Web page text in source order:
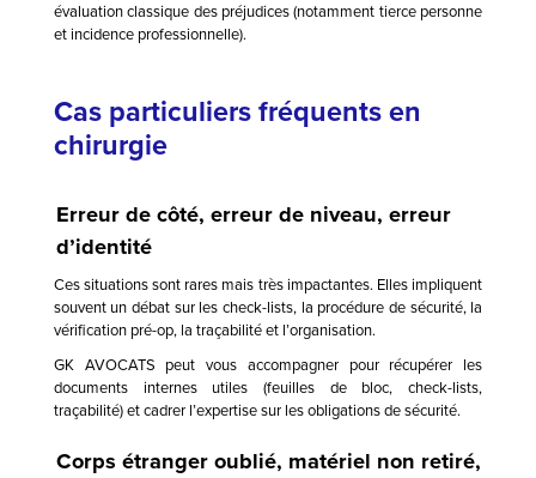
évaluation classique des préjudices (notamment tierce personne
et incidence professionnelle).
Cas particuliers fréquents en
chirurgie
Erreur de côté, erreur de niveau, erreur
d’identité
Ces situations sont rares mais très impactantes. Elles impliquent
souvent un débat sur les check-lists, la procédure de sécurité, la
vérification pré-op, la traçabilité et l’organisation.
GK AVOCATS peut vous accompagner pour récupérer les
documents internes utiles (feuilles de bloc, check-lists,
traçabilité) et cadrer l’expertise sur les obligations de sécurité.
Corps étranger oublié, matériel non retiré,